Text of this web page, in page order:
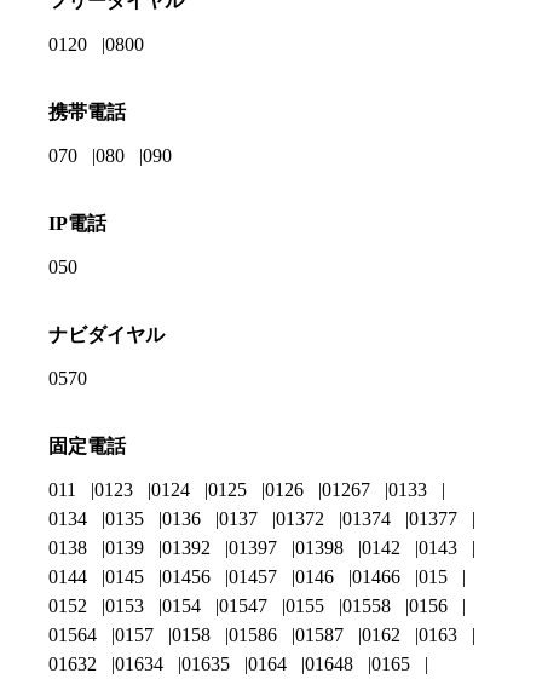
0120 0800
携帯電話
070 080 090
IP電話
050
ナビダイヤル
0570
固定電話
011 0123 0124 0125 0126 01267
0133
0134
0135 0136 0137 01372 01374
01377
0138
0139 01392 01397 01398 0142
0143
0144
0145 01456 01457 0146 01466
015
0152
0153 0154 01547 0155 01558
0156
01564
0157 0158 01586 01587 0162
0163
01632
01634 01635 0164 01648 0165